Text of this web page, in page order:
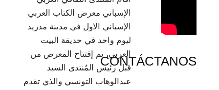
الإسباني معرض الكتاب العربي
الإسباني الاول في مدينة مدريد
ليوم واحد في حديقة البيت
العربي، تم إفتتاح المعرض من
قبل رئيس المُنتدى السيد
عبدالوهاب التونسي والذي تقدم
CONTÁCTANOS